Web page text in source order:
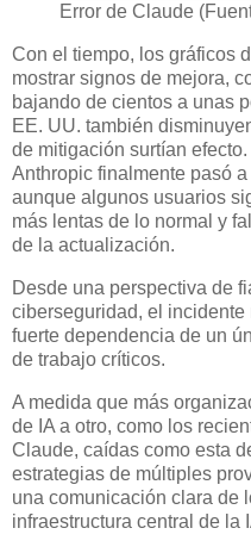
Error de Claude
Con el tiempo, los gráficos
mostrar signos de mejora,
bajando de cientos a unas
EE. UU. también
de mitigación surtían
Anthropic finalmente pasó
aunque algunos usuarios
más lentas de lo normal y
de la actualización.
Desde una perspectiva de
ciberseguridad, el
fuerte dependencia de un
de trabajo críticos.
A medida que más
de IA a otro, como los
Claude, caídas como esta
estrategias de múltiples
una comunicación clara de
infraestructura central de la